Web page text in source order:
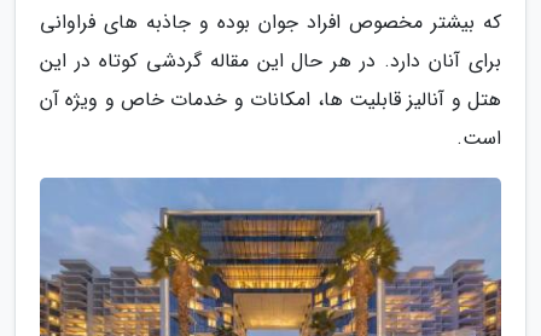
که بیشتر مخصوص افراد جوان بوده و جاذبه های فراوانی
برای آنان دارد. در هر حال این مقاله گردشی کوتاه در این
هتل و آنالیز قابلیت ها، امکانات و خدمات خاص و ویژه آن
است.